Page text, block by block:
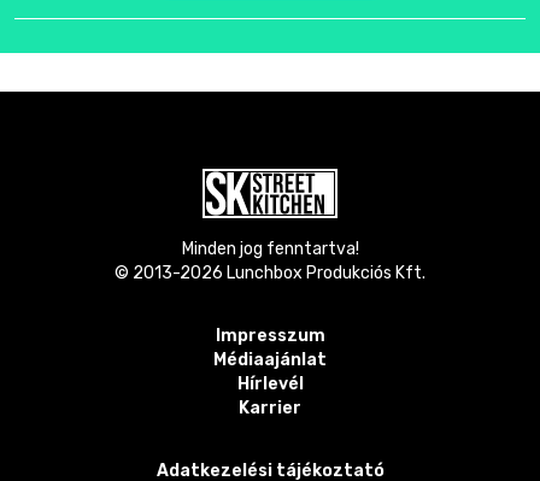
Minden jog fenntartva!
© 2013-2026 Lunchbox Produkciós Kft.
Impresszum
Médiaajánlat
Hírlevél
Karrier
Adatkezelési tájékoztató